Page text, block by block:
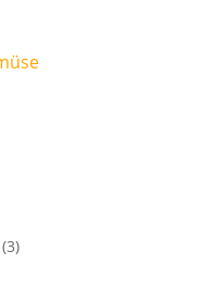
(3)